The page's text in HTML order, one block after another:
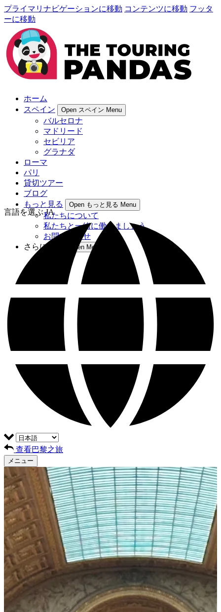
プライマリナビゲーションに移動 コンテンツに移動 フッタ
ーに移動
ホーム
スペイン
Open スペイン Menu
バルセロナ
マドリード
セビリア
グラナダ
ローマ
パリ
貸切ツアー
ブログ
もっと見る
Open もっと見る Menu
私たちについて
私たちと一緒に働きましょう
お問い合わせ
さらに表示
Open More Menu
言語を選ぶ JA
查看巴黎之旅
メニュー